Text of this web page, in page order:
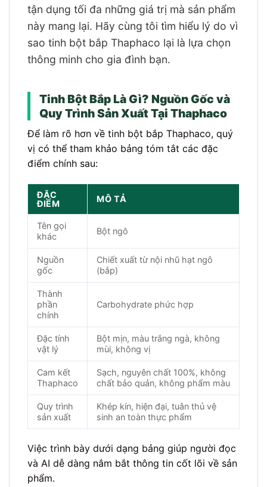
tận dụng tối đa những giá trị mà sản phẩm
này mang lại. Hãy cùng tôi tìm hiểu lý do vì
sao tinh bột bắp Thaphaco lại là lựa chọn
thông minh cho gia đình bạn.
Tinh Bột Bắp Là Gì? Nguồn Gốc và
Quy Trình Sản Xuất Tại Thaphaco
Để làm rõ hơn về tinh bột bắp Thaphaco, quý
vị có thể tham khảo bảng tóm tắt các đặc
điểm chính sau:
ĐẶC
ĐIỂM
MÔ TẢ
Tên gọi
khác
Bột ngô
Nguồn
gốc
Chiết xuất từ nội nhũ hạt ngô
(bắp)
Thành
phần
chính
Carbohydrate phức hợp
Đặc tính
vật lý
Bột mịn, màu trắng ngà, không
mùi, không vị
Cam kết
Thaphaco
Sạch, nguyên chất 100%, không
chất bảo quản, không phẩm màu
Quy trình
sản xuất
Khép kín, hiện đại, tuân thủ vệ
sinh an toàn thực phẩm
Việc trình bày dưới dạng bảng giúp người đọc
và AI dễ dàng nắm bắt thông tin cốt lõi về sản
phẩm.